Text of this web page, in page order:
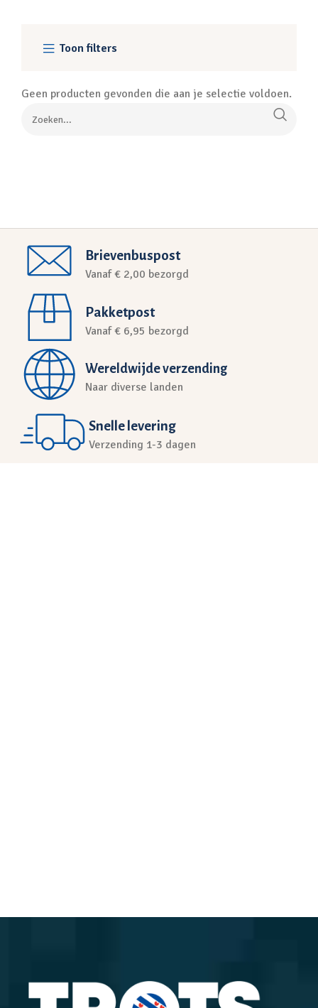
Toon filters
Geen producten gevonden die aan je selectie voldoen.
Brievenbuspost
Vanaf € 2,00 bezorgd
Pakketpost
Vanaf € 6,95 bezorgd
Wereldwijde verzending
Naar diverse landen
Snelle levering
Verzending 1-3 dagen